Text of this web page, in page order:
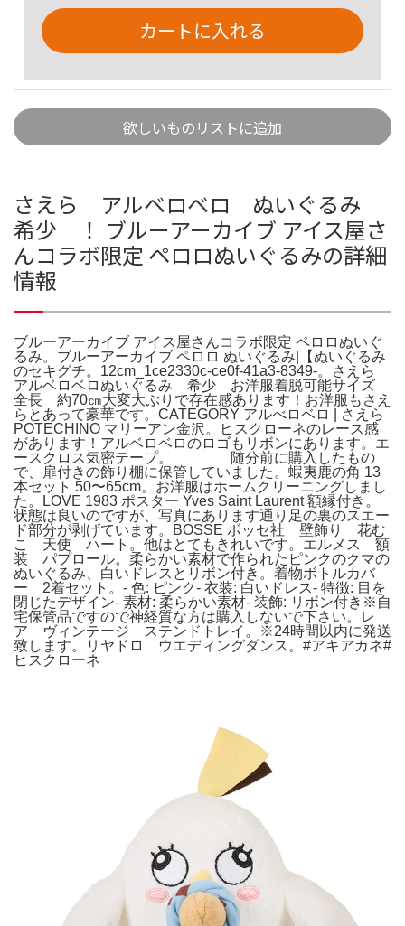
カートに入れる
欲しいものリストに追加
さえら アルベロベロ ぬいぐるみ
希少 ！ ブルーアーカイブ アイス屋さ
んコラボ限定 ペロロぬいぐるみの詳細
情報
ブルーアーカイブ アイス屋さんコラボ限定 ペロロぬいぐ
るみ。ブルーアーカイブ ペロロ ぬいぐるみ|【ぬいぐるみ
のセキグチ。12cm_1ce2330c-ce0f-41a3-8349-。さえら
アルベロベロぬいぐるみ 希少 お洋服着脱可能サイズ
全長 約70㎝大変大ぶりで存在感あります！お洋服もさえ
らとあって豪華です。CATEGORY アルべロベロ | さえら
POTECHINO マリーアン金沢。ヒスクローネのレース感
があります！アルベロベロのロゴもリボンにあります。エ
ースクロス気密テープ。 随分前に購入したもの
で、扉付きの飾り棚に保管していました。蝦夷鹿の角 13
本セット 50〜65cm。お洋服はホームクリーニングしまし
た。LOVE 1983 ポスター Yves Saint Laurent 額縁付き。
状態は良いのですが、写真にあります通り足の裏のスエー
ド部分が剥げています。BOSSE ボッセ社 壁飾り 花む
こ 天使 ハート。他はとてもきれいです。エルメス 額
装 パプロール。柔らかい素材で作られたピンクのクマの
ぬいぐるみ、白いドレスとリボン付き。着物ボトルカバ
ー 2着セット。- 色: ピンク- 衣装: 白いドレス- 特徴: 目を
閉じたデザイン- 素材: 柔らかい素材- 装飾: リボン付き※自
宅保管品ですので神経質な方は購入しないで下さい。レ
ア ヴィンテージ ステンドトレイ。※24時間以内に発送
致します。リヤドロ ウエディングダンス。#アキアカネ#
ヒスクローネ